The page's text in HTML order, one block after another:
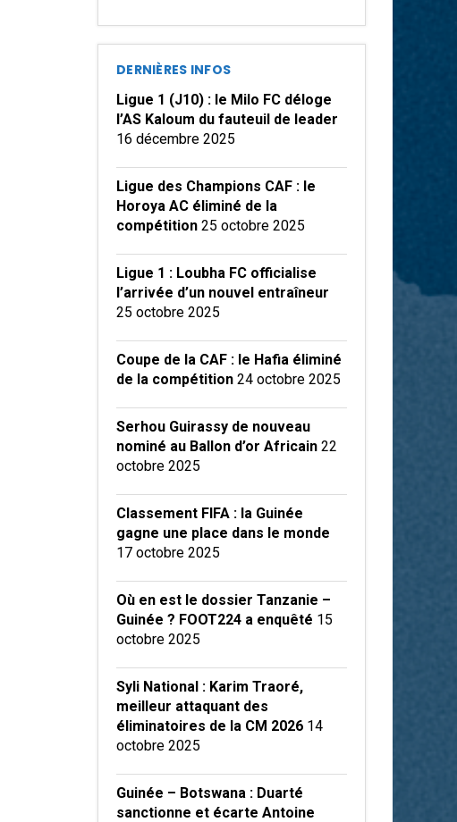
DERNIÈRES INFOS
Ligue 1 (J10) : le Milo FC déloge
l’AS Kaloum du fauteuil de leader
16 décembre 2025
Ligue des Champions CAF : le
Horoya AC éliminé de la
compétition 25 octobre 2025
Ligue 1 : Loubha FC officialise
l’arrivée d’un nouvel entraîneur
25 octobre 2025
Coupe de la CAF : le Hafia éliminé
de la compétition 24 octobre 2025
Serhou Guirassy de nouveau
nominé au Ballon d’or Africain 22
octobre 2025
Classement FIFA : la Guinée
gagne une place dans le monde
17 octobre 2025
Où en est le dossier Tanzanie –
Guinée ? FOOT224 a enquêté 15
octobre 2025
Syli National : Karim Traoré,
meilleur attaquant des
éliminatoires de la CM 2026 14
octobre 2025
Guinée – Botswana : Duarté
sanctionne et écarte Antoine